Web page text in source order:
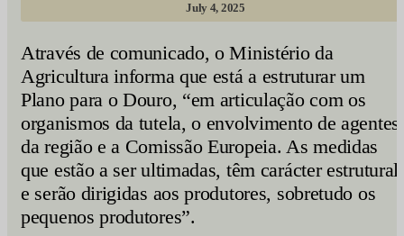
July 4, 2025
Através de comunicado, o Ministério da
Agricultura informa que está a estruturar um
Plano para o Douro, “em articulação com os
organismos da tutela, o envolvimento de agentes
da região e a Comissão Europeia. As medidas
que estão a ser ultimadas, têm carácter estrutural
e serão dirigidas aos produtores, sobretudo os
pequenos produtores”.